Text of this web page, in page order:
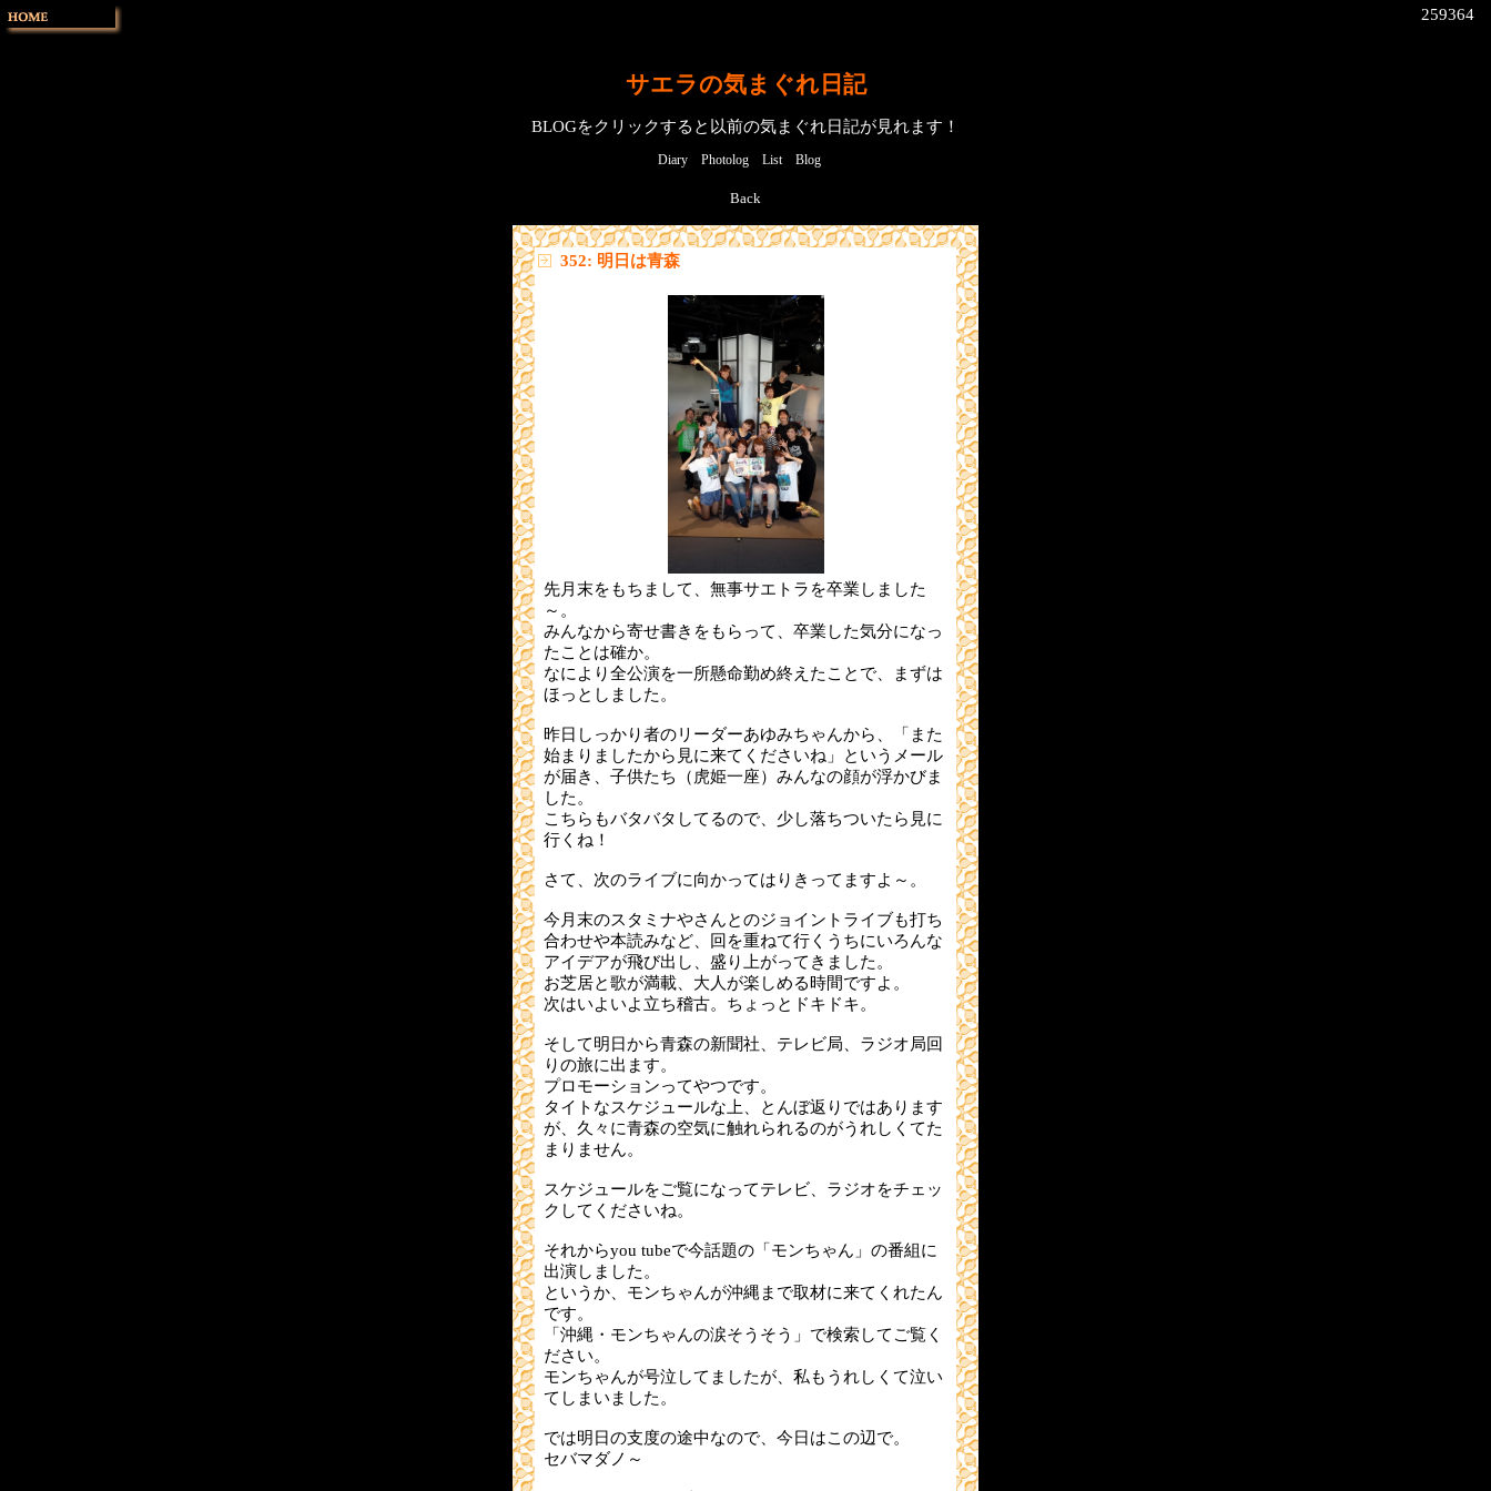
259364
サエラの気まぐれ日記
BLOGをクリックすると以前の気まぐれ日記が見れます！
Diary Photolog List Blog
Back
352: 明日は青森
先月末をもちまして、無事サエトラを卒業しました
～。
みんなから寄せ書きをもらって、卒業した気分になっ
たことは確か。
なにより全公演を一所懸命勤め終えたことで、まずは
ほっとしました。
昨日しっかり者のリーダーあゆみちゃんから、「また
始まりましたから見に来てくださいね」というメール
が届き、子供たち（虎姫一座）みんなの顔が浮かびま
した。
こちらもバタバタしてるので、少し落ちついたら見に
行くね！
さて、次のライブに向かってはりきってますよ～。
今月末のスタミナやさんとのジョイントライブも打ち
合わせや本読みなど、回を重ねて行くうちにいろんな
アイデアが飛び出し、盛り上がってきました。
お芝居と歌が満載、大人が楽しめる時間ですよ。
次はいよいよ立ち稽古。ちょっとドキドキ。
そして明日から青森の新聞社、テレビ局、ラジオ局回
りの旅に出ます。
プロモーションってやつです。
タイトなスケジュールな上、とんぼ返りではあります
が、久々に青森の空気に触れられるのがうれしくてた
まりません。
スケジュールをご覧になってテレビ、ラジオをチェッ
クしてくださいね。
それからyou tubeで今話題の「モンちゃん」の番組に
出演しました。
というか、モンちゃんが沖縄まで取材に来てくれたん
です。
「沖縄・モンちゃんの涙そうそう」で検索してご覧く
ださい。
モンちゃんが号泣してましたが、私もうれしくて泣い
てしまいました。
では明日の支度の途中なので、今日はこの辺で。
セバマダノ～